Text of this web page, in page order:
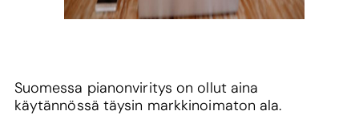
Suomessa pianonviritys on ollut aina
käytännössä täysin markkinoimaton ala.